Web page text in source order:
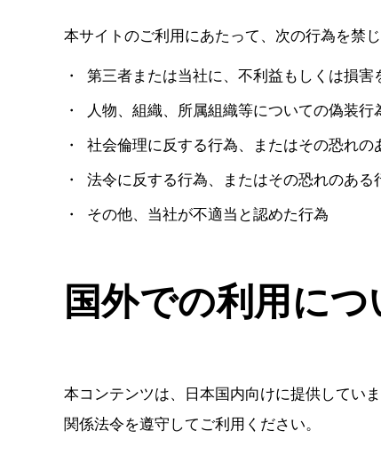
本サイトのご利用にあたって、次の行為を禁じ
第三者または当社に、不利益もしくは損害
人物、組織、所属組織等についての偽装行
社会倫理に反する行為、またはその恐れの
法令に反する行為、またはその恐れのある
その他、当社が不適当と認めた行為
国外での利用につ
本コンテンツは、日本国内向けに提供してい
関係法令を遵守してご利用ください。